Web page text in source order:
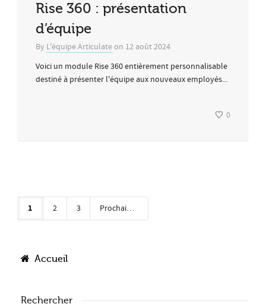
Rise 360 : présentation
d’équipe
By L'équipe Articulateon 12 août 2024
Voici un module Rise 360 entièrement personnalisable
destiné à présenter l'équipe aux nouveaux employés...
0
1 2 3 Prochain
Accueil
Rechercher